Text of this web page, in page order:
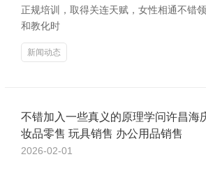
正规培训，取得关连天赋，女性相通不错
和教化时
新闻动态
不错加入一些真义的原理学问许昌海
妆品零售 玩具销售 办公用品销售
2026-02-01